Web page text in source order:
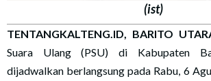
(ist)
TENTANGKALTENG.ID, BARITO
Suara Ulang (PSU) di Kabupaten
dijadwalkan berlangsung pada Rabu, 6